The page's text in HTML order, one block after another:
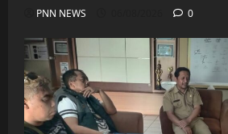
PNN NEWS 0